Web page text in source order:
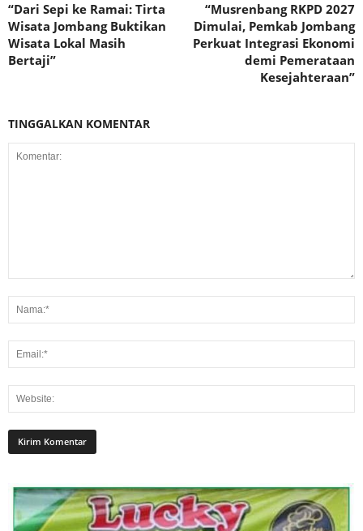
“Dari Sepi ke Ramai: Tirta
Wisata Jombang Buktikan
Wisata Lokal Masih
Bertaji”
“Musrenbang RKPD 2027
Dimulai, Pemkab Jombang
Perkuat Integrasi Ekonomi
demi Pemerataan
Kesejahteraan”
TINGGALKAN KOMENTAR